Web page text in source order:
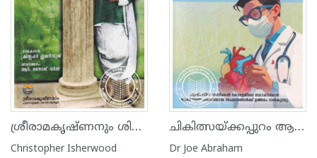
ശ്രീരാമകൃഷ്‌ണനും ശിഷ്യരും
Christopher Isherwood
ചികിത്സയ്ക്കപ്പുറം ആരോഗ്യം ഡോക്ട‌ർമാരുടെ കാഴ്ചപ്പാടുകൾ
Dr Joe Abraham